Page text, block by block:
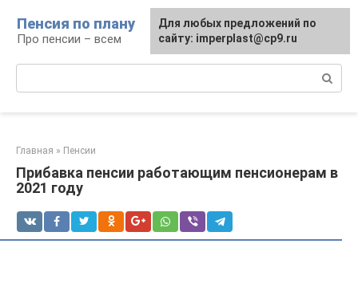
контенту
Пенсия по плану
Про пенсии – всем
Главная » Пенсии
Прибавка пенсии работающим пенсионерам в
2021 году
Для любых предложений по
сайту: imperplast@cp9.ru